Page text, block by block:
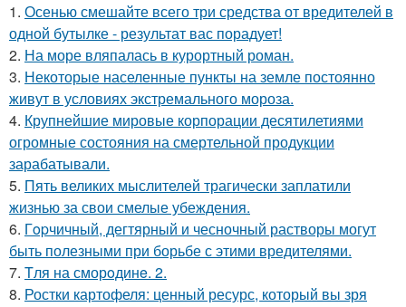
1. Осенью смешайте всего три средства от вредителей в
одной бутылке - результат вас порадует!
2. На море вляпалась в курортный роман.
3. Некоторые населенные пункты на земле постоянно
живут в условиях экстремального мороза.
4. Крупнейшие мировые корпорации десятилетиями
огромные состояния на смертельной продукции
зарабатывали.
5. Пять великих мыслителей трагически заплатили
жизнью за свои смелые убеждения.
6. Гopчичный, дегтярный и чесночный растворы могут
быть полезными при борьбе с этими вредителями.
7. Tля на сморoдинe. 2.
8. Ростки картофеля: ценный ресурс, который вы зря